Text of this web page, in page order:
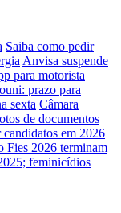
Saiba como pedir
Anvisa suspende
para motorista
prazo para
sexta Câmara
de documentos
em 2026
Fies 2026 terminam
feminicídios